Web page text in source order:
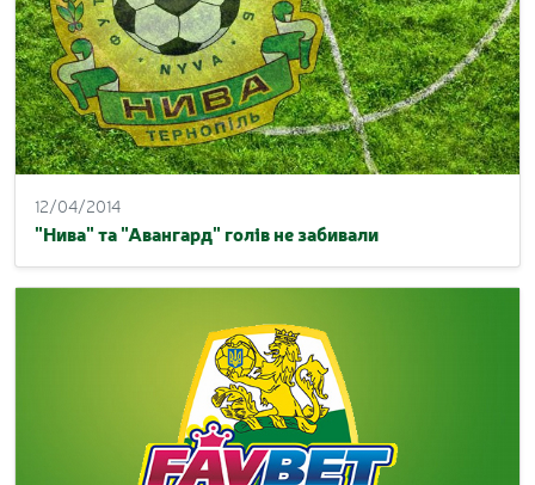
12/04/2014
"Нива" та "Авангард" голів не забивали